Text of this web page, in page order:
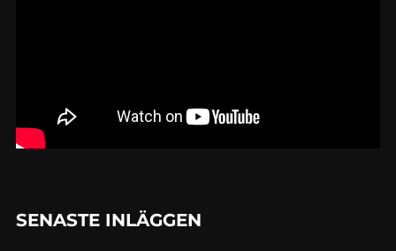
SENASTE INLÄGGEN